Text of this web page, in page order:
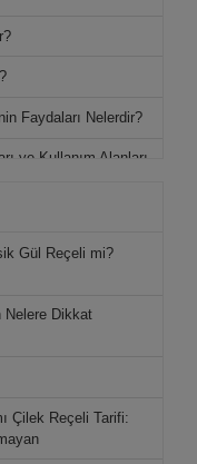
Faydaları Nelerdir?
ve Kullanım Alanları
Gül Reçeli mi?
Nelere Dikkat
Çilek Reçeli Tarifi: